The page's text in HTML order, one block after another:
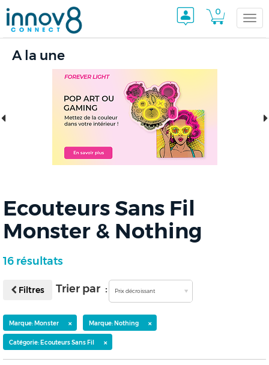
0
A la une
Ecouteurs Sans Fil
Monster & Nothing
16 résultats
Filtres Trier par : Prix décroissant
Marque: Monster × Marque: Nothing ×
Catégorie: Ecouteurs Sans Fil ×